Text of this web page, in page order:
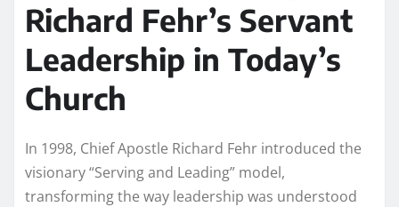
Richard Fehr’s Servant
Leadership in Today’s
Church
In 1998, Chief Apostle Richard Fehr introduced the
visionary “Serving and Leading” model,
transforming the way leadership was understood